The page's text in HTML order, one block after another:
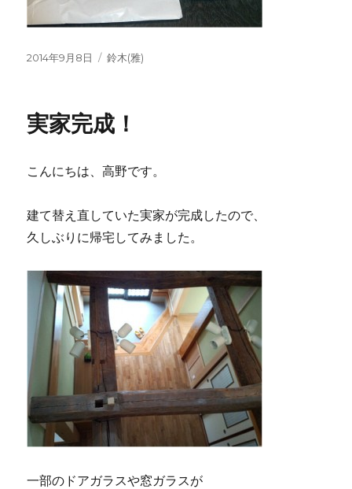
投
2014年9月8日
カ
ー
鈴木(雅)
実家完成！
こんにちは、高野です。
建て替え直していた実家が完成したので、
久しぶりに帰宅してみました。
一部のドアガラスや窓ガラスが